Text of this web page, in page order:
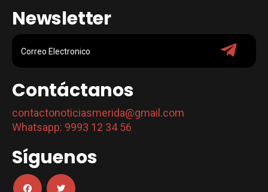
Newsletter
Contáctanos
contactonoticiasmerida@gmail.com
Whatsapp: 9993 12 34 56
Síguenos